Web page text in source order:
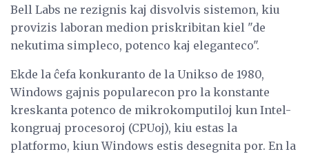
Bell Labs ne rezignis kaj disvolvis sistemon, kiu
provizis laboran medion priskribitan kiel "de
nekutima simpleco, potenco kaj eleganteco".
Ekde la ĉefa konkuranto de la Unikso de 1980,
Windows gajnis popularecon pro la konstante
kreskanta potenco de mikrokomputiloj kun Intel-
kongruaj procesoroj (CPUoj), kiu estas la
platformo, kiun Windows estis desegnita por. En la